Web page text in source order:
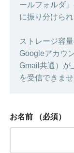
ールフォルダ
に振り分けら
ストレージ容
Googleアカウ
Gmail共通）が
を受信できませ
お名前 （必須）